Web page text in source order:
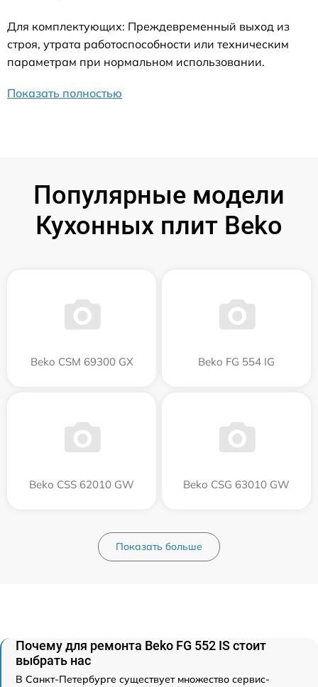
Для комплектующих: Преждевременный выход из
строя, утрата работоспособности или техническим
параметрам при нормальном использовании.
Показать полностью
Популярные модели
Кухонных плит Beko
Beko CSM 69300 GX Beko FG 554 IG
Beko CSS 62010 GW Beko CSG 63010 GW
Показать больше
Почему для ремонта Beko FG 552 IS стоит
выбрать нас
В Санкт-Петербурге существует множество сервис-